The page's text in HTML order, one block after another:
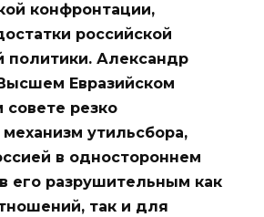
конфронтации,
российской
Александр
Евразийском
совете резко
утильсбора,
в одностороннем
его разрушительным как
так и для